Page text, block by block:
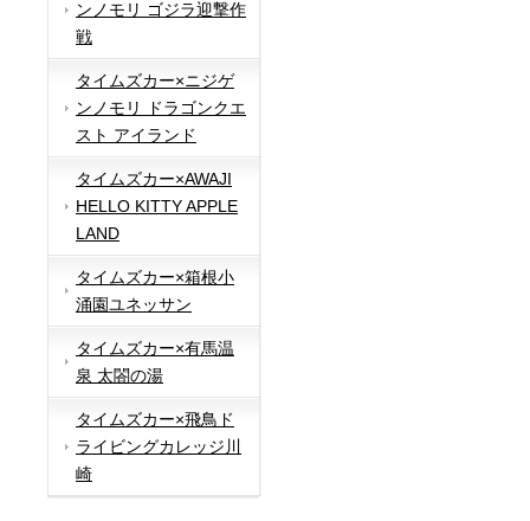
ンノモリ ゴジラ迎撃作
戦
タイムズカー×ニジゲ
ンノモリ ドラゴンクエ
スト アイランド
タイムズカー×AWAJI
HELLO KITTY APPLE
LAND
タイムズカー×箱根小
涌園ユネッサン
タイムズカー×有馬温
泉 太閤の湯
タイムズカー×飛鳥ド
ライビングカレッジ川
崎